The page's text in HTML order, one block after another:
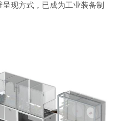
现方式，已成为工业装备制